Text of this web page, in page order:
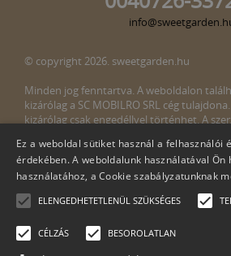
© copyright 2026. sweetgarden.hu
Minden jog fenntartva. A weboldalon
kizárólag a SC MOBILRO SRL cég
kizárólag csak engedéllyel történhet. A
megsértését észlelné, kérjük, jelezze ezt
címen:info@sweetgarden.hu
Ez a weboldal sütiket használ a felhasználói
érdekében. A weboldalunk használatával Ön
használatához, a Cookie szabályzatunknak
ELENGEDHETETLENÜL SZÜKSÉGES
CÉLZÁS BESOROLATLAN